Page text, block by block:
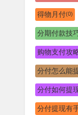
得物月付(0)
分期付款技
购物支付攻
分付怎么能
分付如何提
分付提现有